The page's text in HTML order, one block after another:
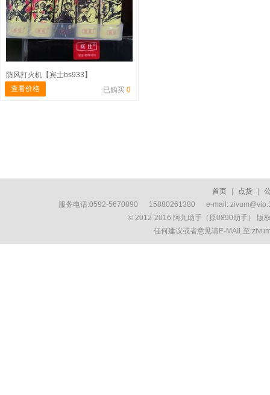
防风打火机【宾士bs933】
查看价格
已购买 0
首页 点货
服务电话:0592-5670890 15880261380 e-mail:
© 2012-2016 阿九助手（原0890助手） 版
任何建议或者意见请E-MAIL至